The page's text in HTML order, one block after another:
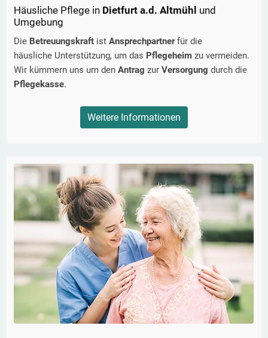
Häusliche Pflege in Dietfurt a.d. Altmühl und
Umgebung
Die Betreuungskraft ist Ansprechpartnerfür die
häusliche Unterstützung, um das Pflegeheim zu vermeiden.
Wir kümmern uns um den Antrag zur Versorgung durch die
Pflegekasse.
Weitere Informationen